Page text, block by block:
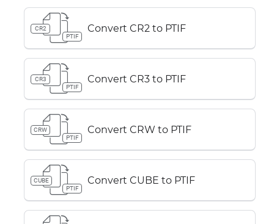
CR2
PTIF
Convert CR2 to PTIF
CR3
PTIF
Convert CR3 to PTIF
CRW
PTIF
Convert CRW to PTIF
CUBE
PTIF
Convert CUBE to PTIF